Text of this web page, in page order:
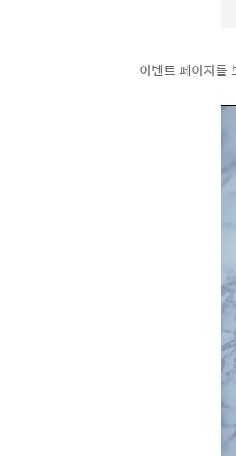
이벤트 페이지를